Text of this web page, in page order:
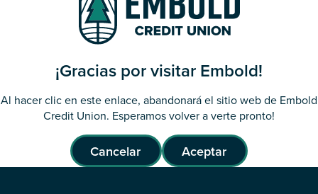
¡Gracias por visitar Embold!
Al hacer clic en este enlace, abandonará el sitio web de Embold
Credit Union. Esperamos volver a verte pronto!
Cancelar Aceptar